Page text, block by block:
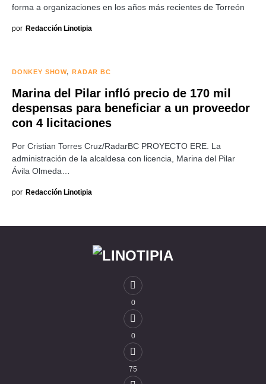
forma a organizaciones en los años más recientes de Torreón
por Redacción Linotipia
DONKEY SHOW RADAR BC
Marina del Pilar infló precio de 170 mil
despensas para beneficiar a un proveedor
con 4 licitaciones
Por Cristian Torres Cruz/RadarBC PROYECTO ERE. La
administración de la alcaldesa con licencia, Marina del Pilar
Ávila Olmeda…
por Redacción Linotipia
0
0
75